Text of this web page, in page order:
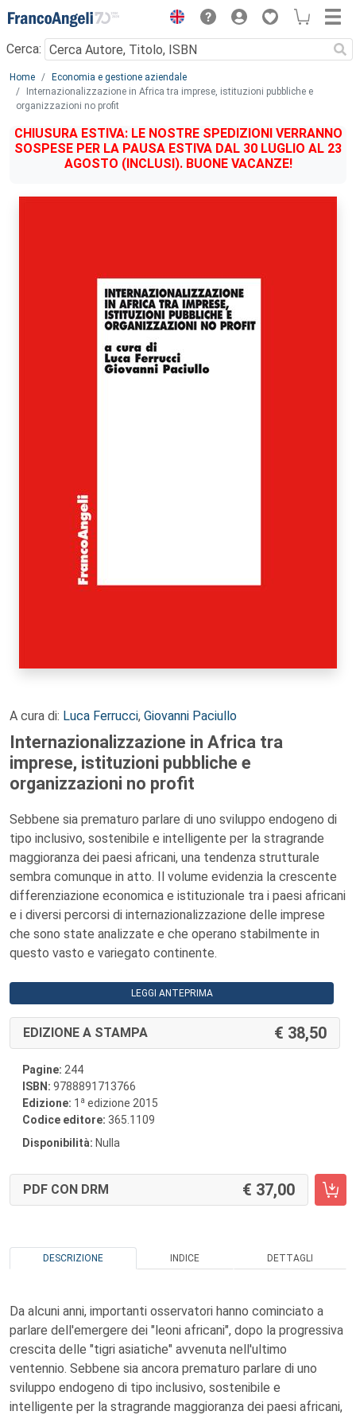
Menu
Cerca:
Main content
Home
Economia e gestione aziendale
Internazionalizzazione in Africa tra imprese, istituzioni pubbliche e
organizzazioni no profit
CHIUSURA ESTIVA: LE NOSTRE SPEDIZIONI VERRANNO
SOSPESE PER LA PAUSA ESTIVA DAL 30 LUGLIO AL 23
AGOSTO (INCLUSI). BUONE VACANZE!
A cura di: Luca Ferrucci, Giovanni Paciullo
Internazionalizzazione in Africa tra
imprese, istituzioni pubbliche e
organizzazioni no profit
Sebbene sia prematuro parlare di uno sviluppo endogeno di
tipo inclusivo, sostenibile e intelligente per la stragrande
maggioranza dei paesi africani, una tendenza strutturale
sembra comunque in atto. Il volume evidenzia la crescente
differenziazione economica e istituzionale tra i paesi africani
e i diversi percorsi di internazionalizzazione delle imprese
che sono state analizzate e che operano stabilmente in
questo vasto e variegato continente.
LEGGI ANTEPRIMA
EDIZIONE A STAMPA 38,50
Pagine: 244
ISBN: 9788891713766
Edizione: 1 a edizione 2015
Codice editore: 365.1109
Disponibilità: Nulla
PDF CON DRM 37,00
DESCRIZIONE INDICE DETTAGLI
Da alcuni anni, importanti osservatori hanno cominciato a
parlare dell'emergere dei "leoni africani", dopo la progressiva
crescita delle "tigri asiatiche" avvenuta nell'ultimo
ventennio. Sebbene sia ancora prematuro parlare di uno
sviluppo endogeno di tipo inclusivo, sostenibile e
intelligente per la stragrande maggioranza dei paesi africani,